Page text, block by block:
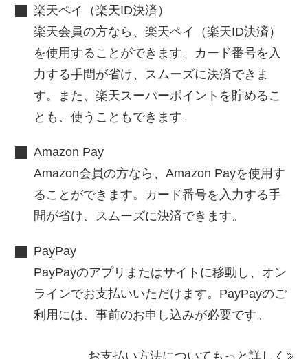
楽天ペイ（楽天ID決済）
楽天会員の方なら、楽天ペイ（楽天ID決済）
を使用することができます。カード番号を入
力する手間が省け、スムーズに決済できま
す。また、楽天スーパーポイントを貯めるこ
とも、使うこともできます。
Amazon Pay
Amazon会員の方なら、Amazon Payを使用す
ることができます。カード番号を入力する手
間が省け、スムーズに決済できます。
PayPay
PayPayのアプリまたはサイトに移動し、オン
ラインでお支払いいただけます。PayPayのご
利用には、事前のお申し込みが必要です。
お支払い方法についてもっと詳しく